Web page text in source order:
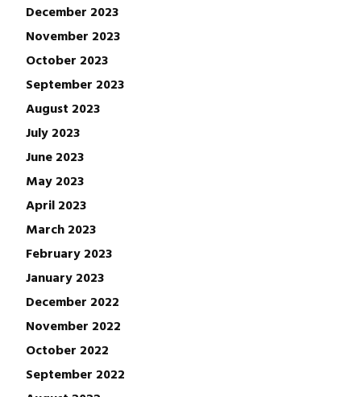
December 2023
November 2023
October 2023
September 2023
August 2023
July 2023
June 2023
May 2023
April 2023
March 2023
February 2023
January 2023
December 2022
November 2022
October 2022
September 2022